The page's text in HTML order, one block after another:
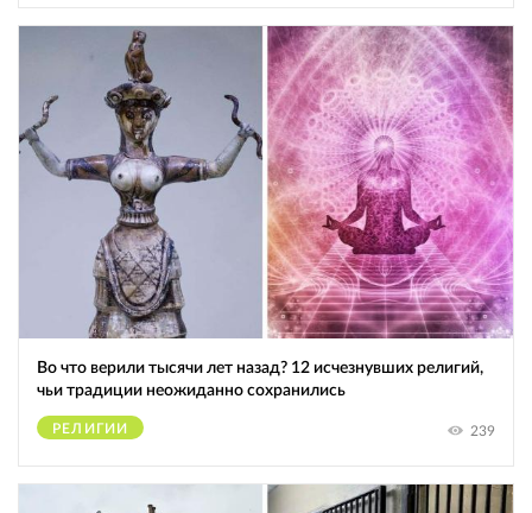
Во что верили тысячи лет назад? 12 исчезнувших религий,
чьи традиции неожиданно сохранились
РЕЛИГИИ 239